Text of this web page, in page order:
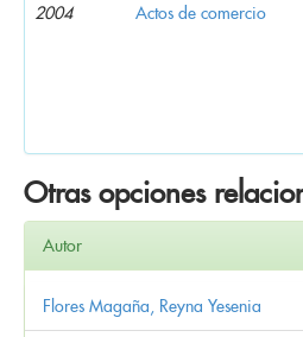
2004 Actos de comercio
Otras opciones
Autor
Flores Magaña, Reyna Yesenia